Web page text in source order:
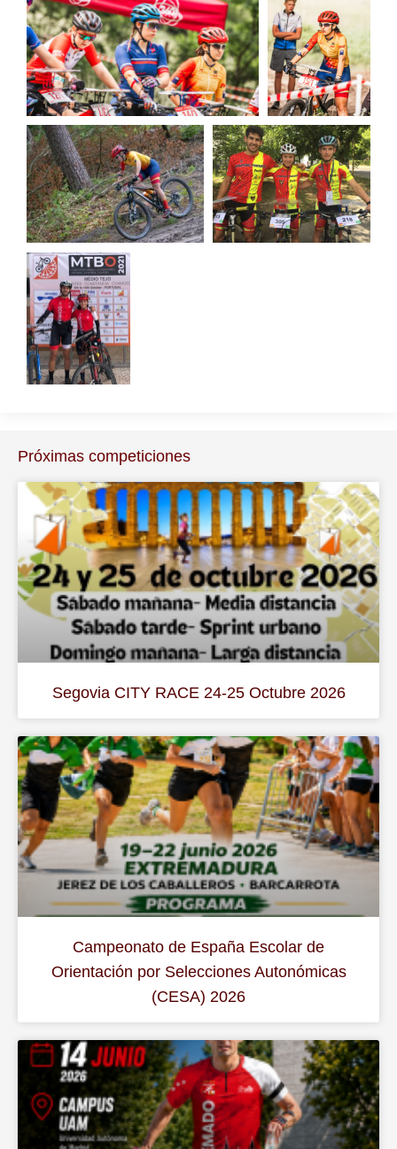
Próximas competiciones
Segovia CITY RACE 24-25 Octubre 2026
Campeonato de España Escolar de
Orientación por Selecciones Autonómicas
(CESA) 2026